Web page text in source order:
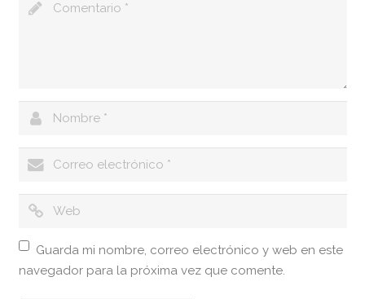
Guarda mi nombre, correo electrónico y web en este
navegador para la próxima vez que comente.